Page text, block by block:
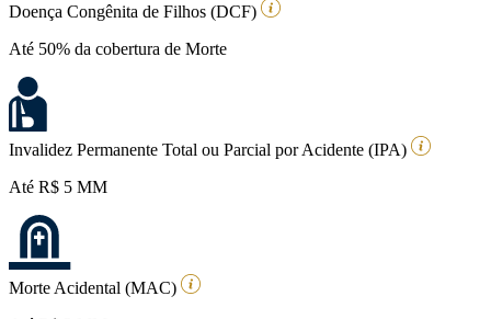
Doença Congênita de Filhos (DCF)
Até 50% da cobertura de Morte
Invalidez Permanente Total ou Parcial por Acidente (IPA)
Até R$ 5 MM
Morte Acidental (MAC)